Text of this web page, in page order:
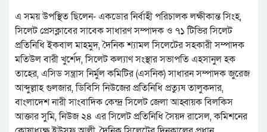
এ সময় উপস্থিত ছিলেন- একডোর নির্বাহী পরিচালক লক্ষীকান্ত সিংহ,
সিলেট প্রেসক্লাবের সাবেক সাধারণ সম্পাদক ও ৭১ টিভির সিলেট
প্রতিনিধি ইকবাল মাহমুদ, দৈনিক শ্যামল সিলেটের সহকারী সম্পাদক
মতিউল বারী খুর্শেদ, সিলেট কল্যাণ সংস্থার সভাপতি এহসানুল হক
তাহের, এসিড সন্ত্রাস নির্মুল কমিটির (এসনিক) সাধারন সম্পাদক জুরেজ
আব্দুল্লাহ গুলজার, ডিবিসি নিউজের প্রতিনিধি প্রত্যুষ তালুকদার,
বাংলাদেশ নারী সাংবাদিক কেন্দ্র সিলেট জেলা আহ্বায়ক বিলকিস
আক্তার সুমি, নিউজ ২৪ এর সিলেট প্রতিনিধি সৈয়দ রাসেল, কমিশনের